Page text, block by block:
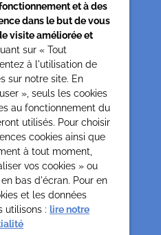
la glacière
Paris
68 58
cookies
protection des données
et à des
dans le but de vous
visite améliorée et
sur « Tout
à l'utilisation de
sur notre site. En
», seuls les cookies
au fonctionnement du
utilisés. Pour choisir
cookies ainsi que
à tout moment,
vos cookies » ou
bas d'écran. Pour en
et les données
utilisons : lire notre